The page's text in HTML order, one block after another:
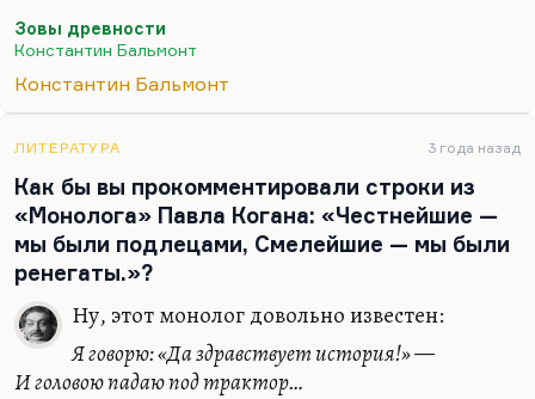
вспомнил, не знал.
Я думаю, что Бальмонт, будучи очень большим
Бальмонт большой поэт, настоящий), переводил
по слуху, чувствуя каким-то вкусом своим, каким-
то языковым до-знанием интонацию
подлинника. Во всяком случае, грузинские
мнения – а я бы недавно в Тбилиси – о его
переводах довольно высоки. Он не буквалист. А
вот что касается…
Зовы древности
Константин Бальмонт
Константин Бальмонт
ЛИТЕРАТУРА 3 года назад
Как бы вы прокомментировали строки из
«Монолога» Павла Когана: «Честнейшие —
мы были подлецами, Смелейшие — мы были
ренегаты.»?
Ну, этот монолог довольно известен:
Я говорю: «Да здравствует история!» —
И головою падаю под трактор…